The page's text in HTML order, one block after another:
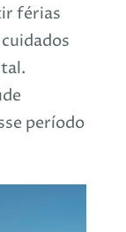
férias
período